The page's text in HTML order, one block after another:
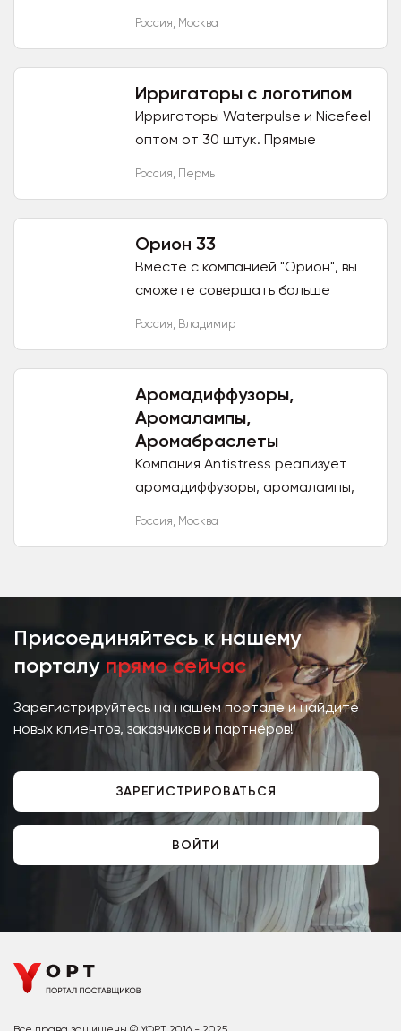
Россия, Москва
Ирригаторы с логотипом
Ирригаторы Waterpulse и Nicefeel
оптом от 30 штук. Прямые
производителей. Доставка до
Россия, Пермь
Орион 33
Вместе с компанией "Орион", вы
сможете совершать больше
теряя в качестве, но значительно
Россия, Владимир
Аромадиффузоры,
Аромалампы,
Аромабраслеты
Компания Antistress реализует
аромадиффузоры, аромалампы,
Россия, Москва
Присоединяйтесь к нашему
порталу прямо сейчас
Зарегистрируйтесь на нашем портале и найдите
новых клиентов, заказчиков и партнёров!
ЗАРЕГИСТРИРОВАТЬСЯ
ВОЙТИ